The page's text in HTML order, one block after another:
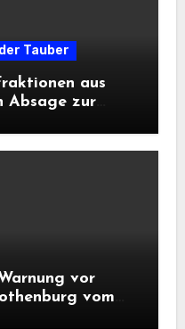
Tauber
aus
Absage zur
vor
vom